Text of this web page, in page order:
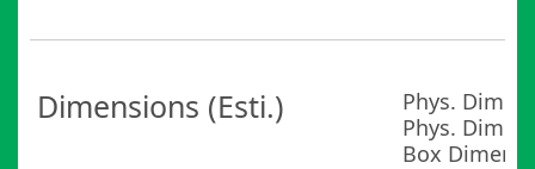
Dimensions (Esti.)
Phys.
Phys.
Box